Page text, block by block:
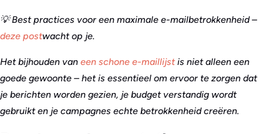
💡 Best practices voor een maximale e-mailbetrokkenheid –
deze postwacht op je.
Het bijhouden van een schone e-maillijstis niet alleen een
goede gewoonte – het is essentieel om ervoor te zorgen dat
je berichten worden gezien, je budget verstandig wordt
gebruikt en je campagnes echte betrokkenheid creëren.